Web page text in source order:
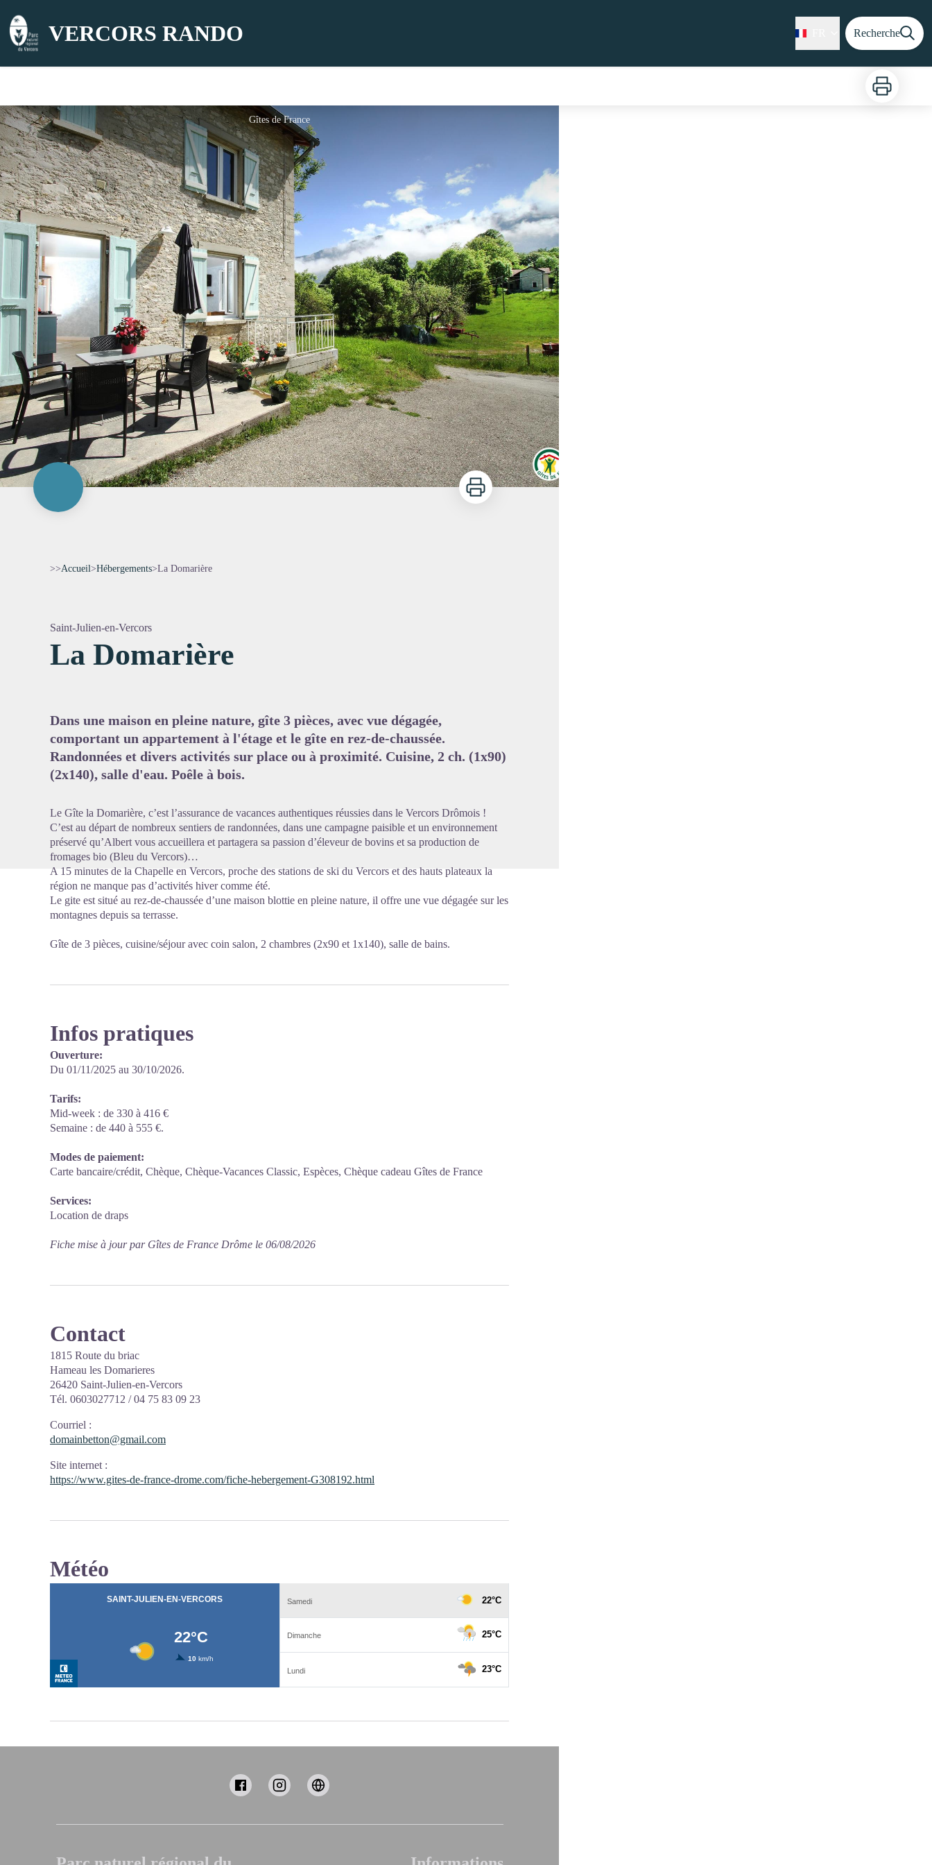
VERCORS RANDO Recherche
Imprimer
Gîtes de France
Imprimer
>>Accueil>Hébergements>La Domarière
Saint-Julien-en-Vercors
La Domarière
Dans une maison en pleine nature, gîte 3 pièces, avec vue dégagée,
comportant un appartement à l'étage et le gîte en rez-de-chaussée.
Randonnées et divers activités sur place ou à proximité. Cuisine, 2 ch. (1x90)
(2x140), salle d'eau. Poêle à bois.
Le Gîte la Domarière, c’est l’assurance de vacances authentiques réussies dans le Vercors Drômois !
C’est au départ de nombreux sentiers de randonnées, dans une campagne paisible et un environnement
préservé qu’Albert vous accueillera et partagera sa passion d’éleveur de bovins et sa production de
fromages bio (Bleu du Vercors)…
A 15 minutes de la Chapelle en Vercors, proche des stations de ski du Vercors et des hauts plateaux la
région ne manque pas d’activités hiver comme été.
Le gite est situé au rez-de-chaussée d’une maison blottie en pleine nature, il offre une vue dégagée sur les
montagnes depuis sa terrasse.
Gîte de 3 pièces, cuisine/séjour avec coin salon, 2 chambres (2x90 et 1x140), salle de bains.
Infos pratiques
Ouverture:
Du 01/11/2025 au 30/10/2026.
Tarifs:
Mid-week : de 330 à 416 €
Semaine : de 440 à 555 €.
Modes de paiement:
Carte bancaire/crédit, Chèque, Chèque-Vacances Classic, Espèces, Chèque cadeau Gîtes de France
Services:
Location de draps
Fiche mise à jour par Gîtes de France Drôme le 06/08/2026
Contact
1815 Route du briac
Hameau les Domarieres
26420 Saint-Julien-en-Vercors
Tél. 0603027712 / 04 75 83 09 23
Courriel :
domainbetton@gmail.com
Site internet :
https://www.gites-de-france-drome.com/fiche-hebergement-G308192.html
Météo